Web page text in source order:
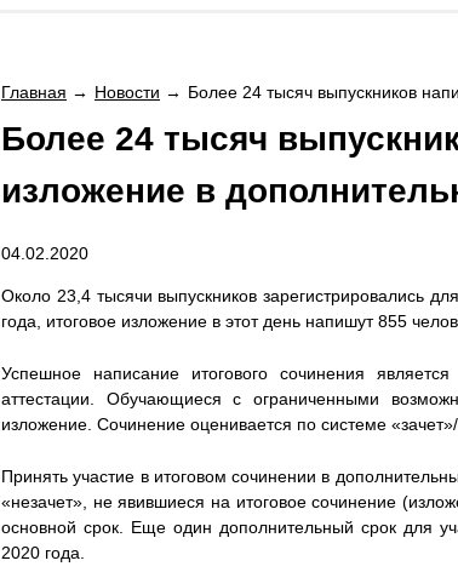
Главная Новости Более 24 тысяч выпускников
Более 24 тысяч
изложение в
04.02.2020
Около 23,4 тысячи выпускников зарегистрировались
года, итоговое изложение в этот день напишут 855
Успешное написание итогового сочинения
аттестации. Обучающиеся с ограниченными
изложение. Сочинение оценивается по системе «зачет»/
Принять участие в итоговом сочинении в
«незачет», не явившиеся на итоговое сочинение
основной срок. Еще один дополнительный срок для
2020 года.